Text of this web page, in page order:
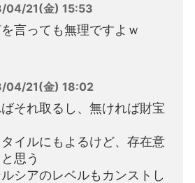
04/21(金) 15:53
言っても無理ですよｗ
04/21(金) 18:02
それ取るし、無ければ財宝
イルにもよるけど、存在意
思う
シアのレベルもカンストし